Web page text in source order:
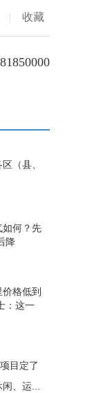
| 收藏
（县、
如何？先
降
格低到
：这一
目定了
闲、运...